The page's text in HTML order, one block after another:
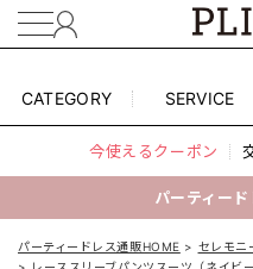
CATEGORY SERVICE
今使えるクーポン
パーティー
パーティードレス通販HOME
セレモニ